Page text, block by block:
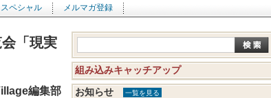
スペシャル メルマガ登録
「現実
編集部
組み込みキャッチアップ
お知らせ 一覧を見る